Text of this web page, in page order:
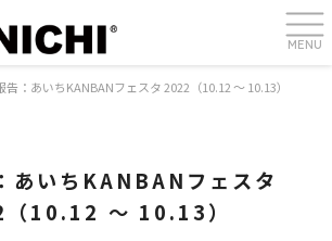
MENU
告：あいちKANBANフェスタ 2022（10.12 ～ 10.13）
あいちKANBANフェスタ
10.12 ～ 10.13）